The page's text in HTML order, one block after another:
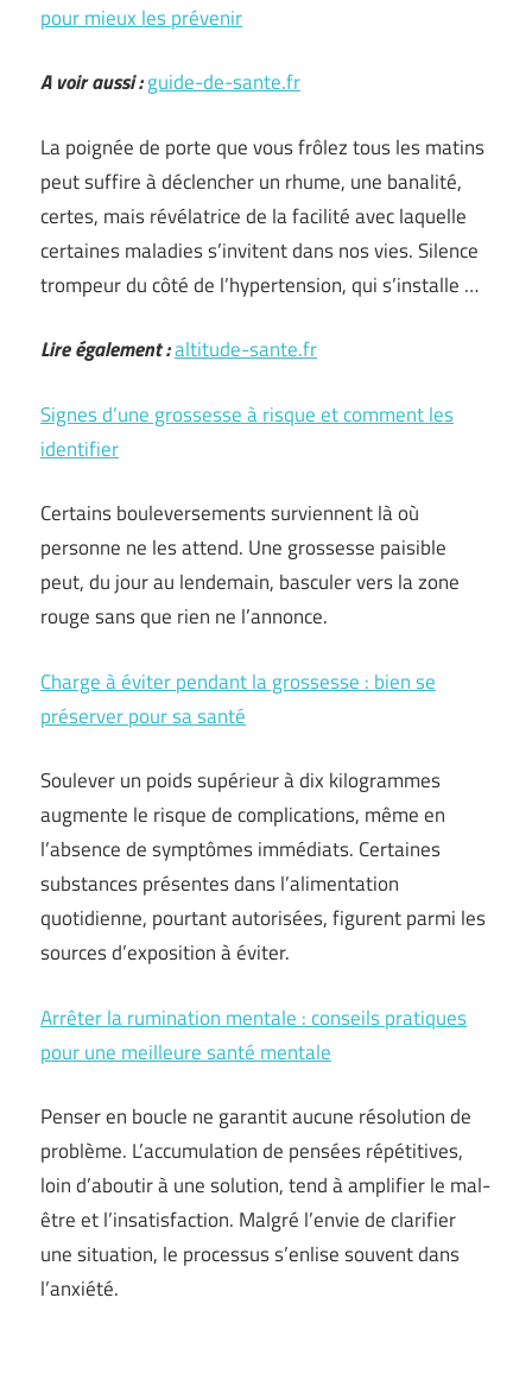
pour mieux les prévenir
A voir aussi :guide-de-sante.fr
La poignée de porte que vous frôlez tous les matins
peut suffire à déclencher un rhume, une banalité,
certes, mais révélatrice de la facilité avec laquelle
certaines maladies s’invitent dans nos vies. Silence
trompeur du côté de l’hypertension, qui s’installe …
Lire également :altitude-sante.fr
Signes d’une grossesse à risque et comment les
identifier
Certains bouleversements surviennent là où
personne ne les attend. Une grossesse paisible
peut, du jour au lendemain, basculer vers la zone
rouge sans que rien ne l’annonce.
Charge à éviter pendant la grossesse : bien se
préserver pour sa santé
Soulever un poids supérieur à dix kilogrammes
augmente le risque de complications, même en
l’absence de symptômes immédiats. Certaines
substances présentes dans l’alimentation
quotidienne, pourtant autorisées, figurent parmi les
sources d’exposition à éviter.
Arrêter la rumination mentale : conseils pratiques
pour une meilleure santé mentale
Penser en boucle ne garantit aucune résolution de
problème. L’accumulation de pensées répétitives,
loin d’aboutir à une solution, tend à amplifier le mal-
être et l’insatisfaction. Malgré l’envie de clarifier
une situation, le processus s’enlise souvent dans
l’anxiété.